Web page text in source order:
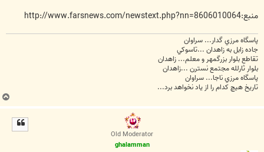
منبع:http://www.farsnews.com/newstext.php?nn=8606010064
پاسگاه مرزي گدار... سراوان
جاده زابل به زاهدان ...تاسوکي
تقاطع بلوار بزرگمهر و معلم... زاهدان
بلوار ثارلله مجتمع نسترن ...زاهدان
پاسگاه مرزي ناجا... سراوان
تاريخ هيچ کدام را از ياد نخواهد برد...
ب
ا
Old Moderator
ghalamman